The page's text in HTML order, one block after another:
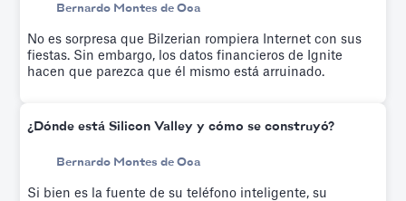
Bernardo Montes de Oca
No es sorpresa que Bilzerian rompiera Internet con sus
fiestas. Sin embargo, los datos financieros de Ignite
hacen que parezca que él mismo está arruinado.
¿Dónde está Silicon Valley y cómo se construyó?
Bernardo Montes de Oca
Si bien es la fuente de su teléfono inteligente, su